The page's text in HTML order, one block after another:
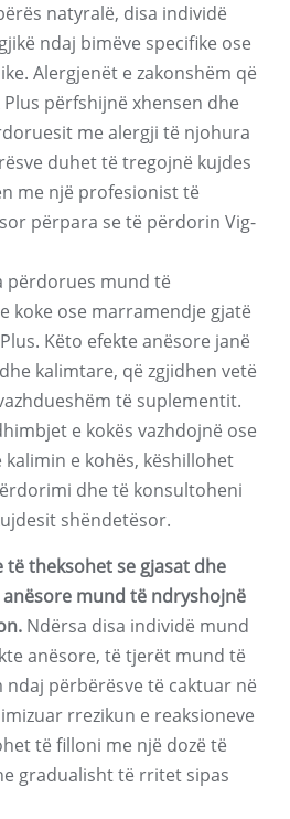
natyralë, disa individë
ndaj bimëve specifike ose
Alergjenët e zakonshëm që
Plus përfshijnë xhensen dhe
me alergji të njohura
duhet të tregojnë kujdes
me një profesionist të
përpara se të përdorin Vig-
përdorues mund të
koke ose marramendje gjatë
Këto efekte anësore janë
kalimtare, që zgjidhen vetë
të suplementit.
e kokës vazhdojnë ose
e kohës, këshillohet
dhe të konsultoheni
shëndetësor.
të theksohet se gjasat dhe
mund të ndryshojnë
Ndërsa disa individë mund
anësore, të tjerët mund të
ndaj përbërësve të caktuar në
rrezikun e reaksioneve
të filloni me një dozë të
gradualisht të rritet sipas